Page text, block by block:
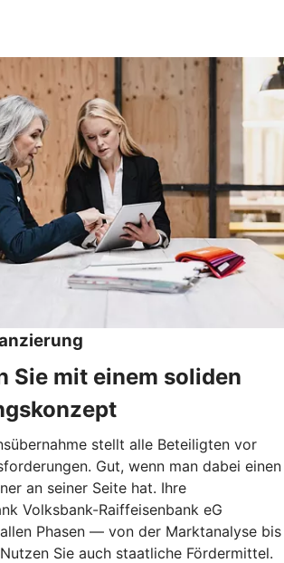
Sie mit einem soliden
stellt alle Beteiligten vor
Gut, wenn man dabei einen
an seiner Seite hat. Ihre
Volksbank-Raiffeisenbank eG
Phasen — von der Marktanalyse bis
Sie auch staatliche Fördermittel.